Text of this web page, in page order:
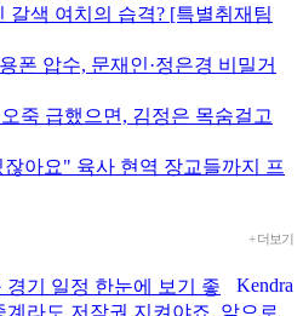
갈색 여치의 습격? [특별취재팀
폰 압수, 문재인·정은경 비밀거
죽 급했으면, 김정은 목숨걸고
아요" 육사 현역 장교들까지 프
+ 더보기
Kendra
경기 일정 한눈에 보기 좋
라도 저작권 지켜야죠. 앞으로